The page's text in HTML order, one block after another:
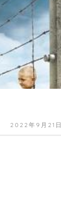
2022年9月21日